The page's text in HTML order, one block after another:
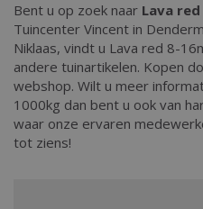
Bent u op zoek naar Lava
Tuincenter Vincent in
Niklaas, vindt u Lava red 8-
andere tuinartikelen. Kopen
webshop. Wilt u meer
1000kg dan bent u ook van
waar onze ervaren
tot ziens!